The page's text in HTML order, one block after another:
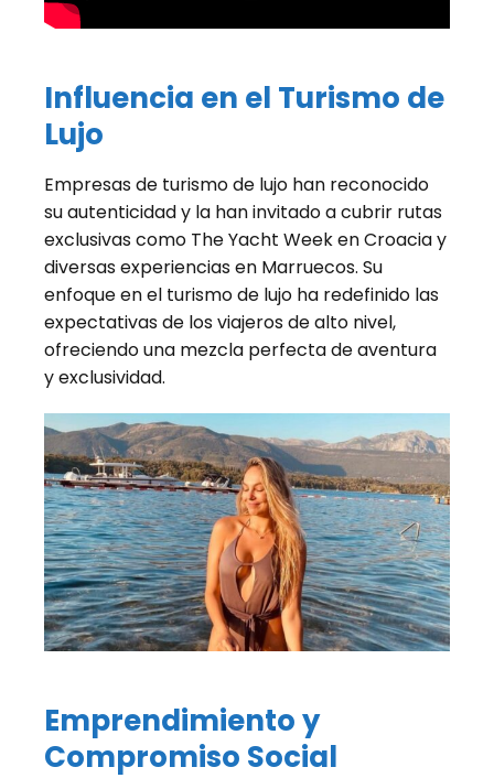
Influencia en el Turismo de
Lujo
Empresas de turismo de lujo han reconocido
su autenticidad y la han invitado a cubrir rutas
exclusivas como The Yacht Week en Croacia y
diversas experiencias en Marruecos. Su
enfoque en el turismo de lujo ha redefinido las
expectativas de los viajeros de alto nivel,
ofreciendo una mezcla perfecta de aventura
y exclusividad.
Emprendimiento y
Compromiso Social